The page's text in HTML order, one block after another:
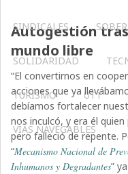
SINDICALES
SOLIDARIDAD
TURISMO UTT
VÍAS NAVEGABLES
Autogestión
mundo libre
“El convertirnos en
acciones que ya
debíamos fortalecer
nos inculcó, y era él
pero falleció de repente.
“Mecanismo Nacional de
Inhumanos y Degradantes”